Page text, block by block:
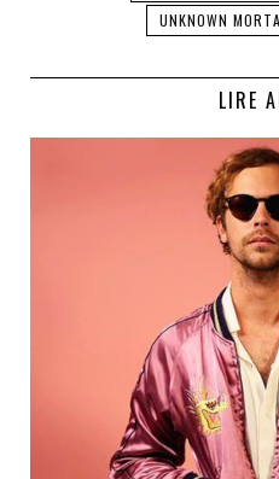
UNKNOWN
LIRE